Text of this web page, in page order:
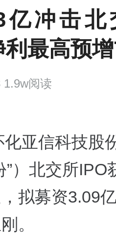
冲击北
最高预
1.9w阅读
亚信科技股
）北交所IPO
拟募资3.09亿
。